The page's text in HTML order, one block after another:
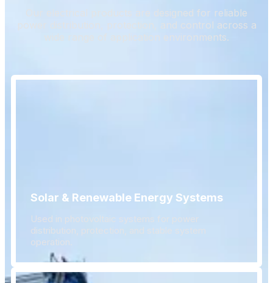
Our electrical products are designed for reliable
power distribution, protection, and control across a
wide range of application environments.
Solar & Renewable Energy Systems
Used in photovoltaic systems for power
distribution, protection, and stable system
operation.